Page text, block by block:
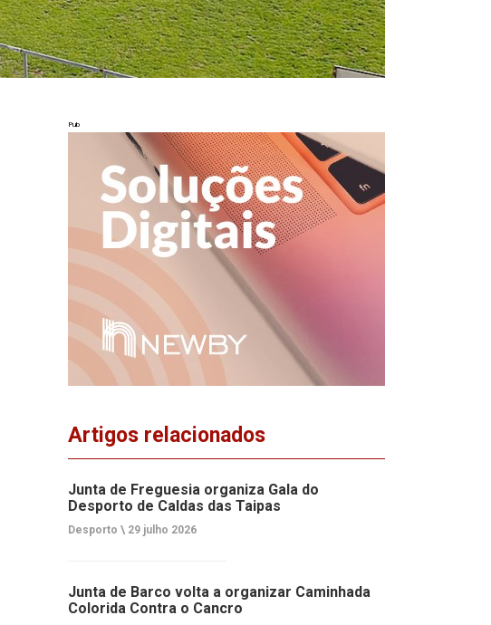
Pub
Artigos relacionados
Junta de Freguesia organiza Gala do
Desporto de Caldas das Taipas
Desporto \ 29 julho 2026
Junta de Barco volta a organizar Caminhada
Colorida Contra o Cancro